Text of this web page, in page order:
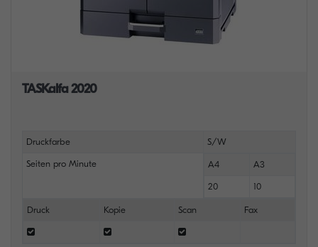
TASKalfa 2020
Druckfarbe S/W
Seiten pro Minute A4 A3
20 10
Druck Kopie Scan Fax